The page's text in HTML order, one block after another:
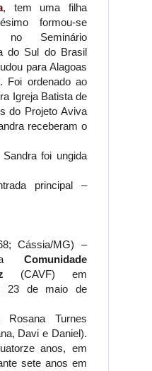
, tem uma filha
formou-se
no Seminário
do Sul do Brasil
para Alagoas
Foi ordenado ao
Igreja Batista de
do Projeto Aviva
receberam o
Sandra foi ungida
principal –
Cássia/MG) –
Comunidade
(CAVF) em
23 de maio de
Turnes
Davi e Daniel).
anos, em
sete anos em